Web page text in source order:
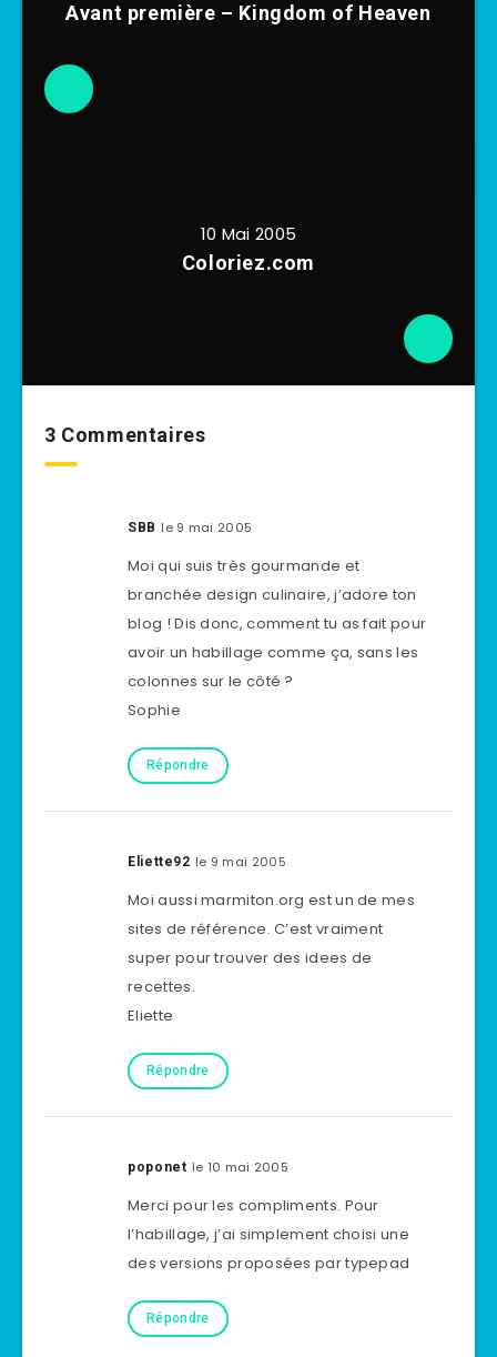
Avant première – Kingdom of Heaven
10 Mai 2005
Coloriez.com
3 Commentaires
SBB le 9 mai 2005
Moi qui suis très gourmande et
branchée design culinaire, j’adore ton
blog ! Dis donc, comment tu as fait pour
avoir un habillage comme ça, sans les
colonnes sur le côté ?
Sophie
Répondre
Eliette92 le 9 mai 2005
Moi aussi marmiton.org est un de mes
sites de référence. C’est vraiment
super pour trouver des idees de
recettes.
Eliette
Répondre
poponet le 10 mai 2005
Merci pour les compliments. Pour
l’habillage, j’ai simplement choisi une
des versions proposées par typepad
Répondre